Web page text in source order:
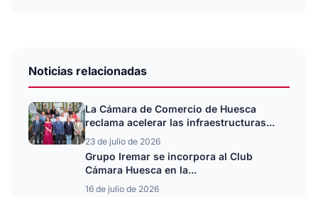
Noticias relacionadas
La Cámara de Comercio de Huesca
reclama acelerar las infraestructuras...
23 de julio de 2026
Grupo Iremar se incorpora al Club
Cámara Huesca en la...
16 de julio de 2026